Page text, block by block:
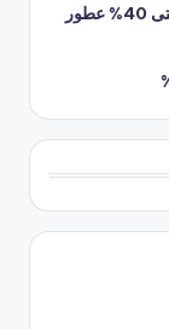
كود خصم قراس للعطور Grasse وتخفيضات حتى 40% عطور